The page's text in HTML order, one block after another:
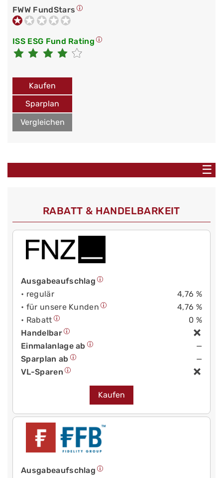
FWW FundStars
ISS ESG Fund Rating
Kaufen
Sparplan
Vergleichen
☰
RABATT & HANDELBARKEIT
Ausgabeaufschlag
• regulär
4,76 %
• für unsere Kunden
4,76 %
• Rabatt
0 %
Handelbar
Einmalanlage ab
—
Sparplan ab
—
VL-Sparen
Kaufen
Ausgabeaufschlag